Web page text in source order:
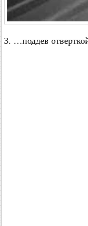
3. …поддев